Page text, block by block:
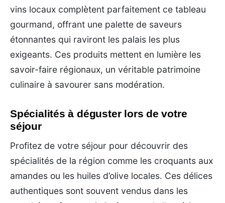
vins locaux complètent parfaitement ce tableau
gourmand, offrant une palette de saveurs
étonnantes qui raviront les palais les plus
exigeants. Ces produits mettent en lumière les
savoir-faire régionaux, un véritable patrimoine
culinaire à savourer sans modération.
Spécialités à déguster lors de votre
séjour
Profitez de votre séjour pour découvrir des
spécialités de la région comme les croquants aux
amandes ou les huiles d’olive locales. Ces délices
authentiques sont souvent vendus dans les